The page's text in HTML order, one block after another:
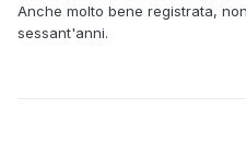
Anche molto bene registrata,
sessant'anni.